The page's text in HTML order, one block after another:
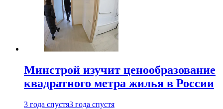
Минстрой изучит ценообразование
квадратного метра жилья в России
3 года спустя3 года спустя